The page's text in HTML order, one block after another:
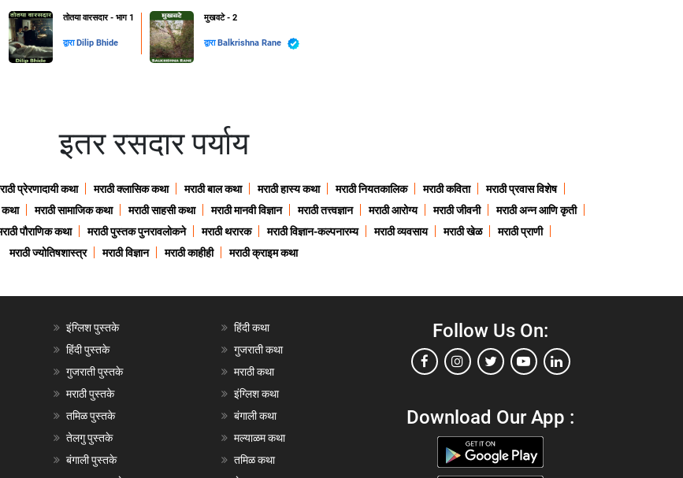
तोतया वारसदार - भाग 1
द्वारा Dilip Bhide
मुखवटे - 2
द्वारा Balkrishna Rane
इतर रसदार पर्याय
प्रेरणादायी कथा मराठी क्लासिक कथा मराठी बाल कथा मराठी हास्य कथा मराठी नियतकालिक मराठी कविता
मराठी प्रवास विशेष
कथा मराठी सामाजिक कथा मराठी साहसी कथा मराठी मानवी विज्ञान मराठी तत्त्वज्ञान मराठी आरोग्य मराठी जीवनी
मराठी अन्न आणि कृती
पौराणिक कथा मराठी पुस्तक पुनरावलोकने मराठी थरारक मराठी विज्ञान-कल्पनारम्य मराठी व्यवसाय मराठी खेळ
मराठी प्राणी
मराठी ज्योतिषशास्त्र
मराठी विज्ञान मराठी काहीही मराठी क्राइम कथा
इंग्लिश पुस्तके
हिंदी पुस्तके
गुजराती पुस्तके
मराठी पुस्तके
तमिळ पुस्तके
तेलगु पुस्तके
बंगाली पुस्तके
हिंदी कथा
गुजराती कथा
मराठी कथा
इंग्लिश कथा
बंगाली कथा
मल्याळम कथा
तमिळ कथा
Follow Us On:
Download Our App :